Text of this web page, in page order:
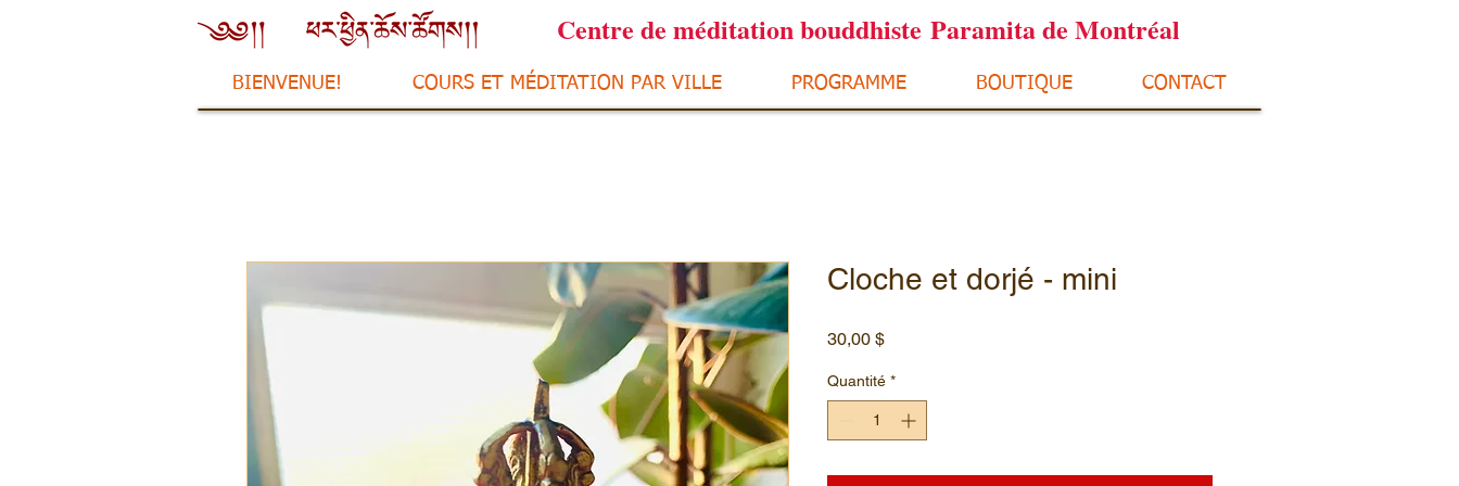
Centre de méditation bouddhiste Paramita de Montréal
BIENVENUE! COURS ET MÉDITATION PAR VILLE PROGRAMME BOUTIQUE CONTACT
Cloche et dorjé - mini
30,00 $Prix
Quantité *